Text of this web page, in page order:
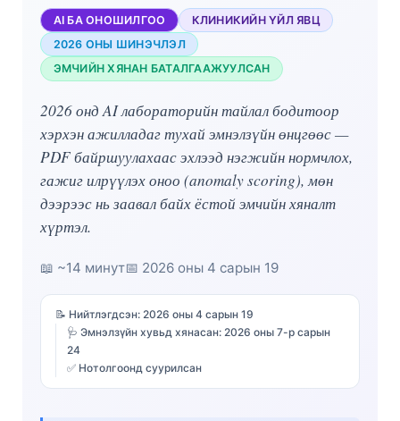
AI БА ОНОШИЛГОО
КЛИНИКИЙН ҮЙЛ ЯВЦ
2026 ОНЫ ШИНЭЧЛЭЛ
ЭМЧИЙН ХЯНАН БАТАЛГААЖУУЛСАН
2026 онд AI лабораторийн тайлал бодитоор
хэрхэн ажилладаг тухай эмнэлзүйн өнцгөөс —
PDF байршуулахаас эхлээд нэгжийн нормчлох,
гажиг илрүүлэх оноо (anomaly scoring), мөн
дээрээс нь заавал байх ёстой эмчийн хяналт
хүртэл.
📖 ~14 минут📅 2026 оны 4 сарын 19
📝 Нийтлэгдсэн: 2026 оны 4 сарын 19
🩺 Эмнэлзүйн хувьд хянасан: 2026 оны 7-р сарын
24
✅ Нотолгоонд суурилсан